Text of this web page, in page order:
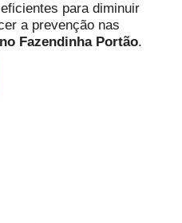
para diminuir
a prevenção nas
no Fazendinha Portão.